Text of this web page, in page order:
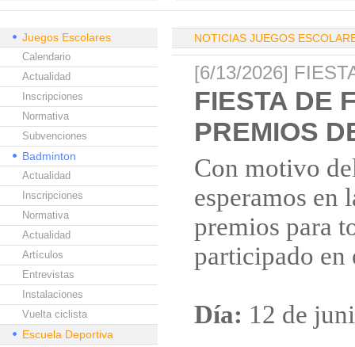
Juegos Escolares
Calendario
Actualidad
Inscripciones
Normativa
Subvenciones
Badminton
Actualidad
Inscripciones
Normativa
Actualidad
Artículos
Entrevistas
Instalaciones
Vuelta ciclista
Escuela Deportiva
NOTICIAS JUEGOS
[6/13/2026]
FIESTA DE
PREMIOS
Con motivo
esperamos en
premios para
participado en
Día: 12 de